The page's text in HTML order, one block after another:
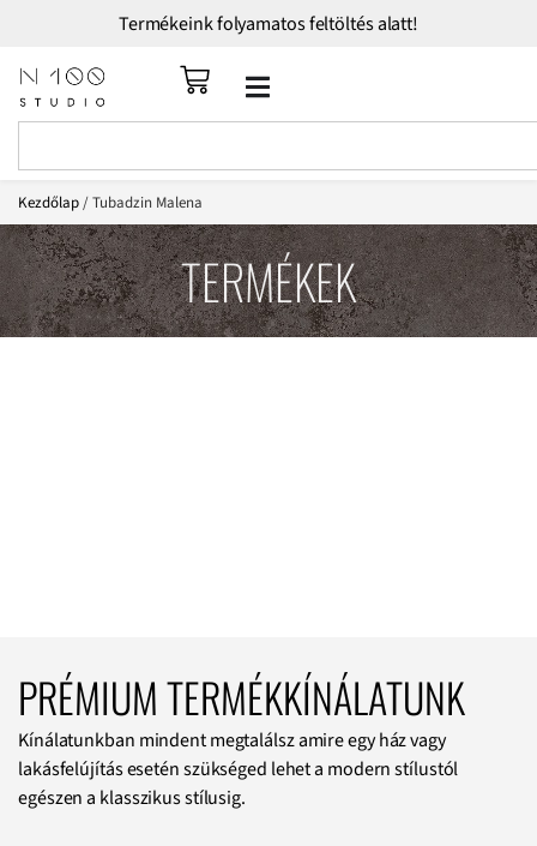
Termékeink folyamatos feltöltés alatt!
Kezdőlap/ Tubadzin Malena
TERMÉKEK
PRÉMIUM TERMÉKKÍNÁLATUNK
Kínálatunkban mindent megtalálsz amire egy ház vagy
lakásfelújítás esetén szükséged lehet a modern stílustól
egészen a klasszikus stílusig.